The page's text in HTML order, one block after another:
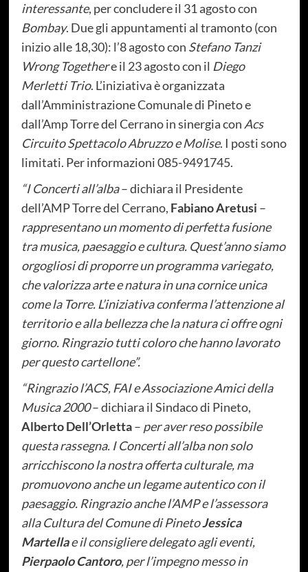
interessante, per concludere il 31 agosto con
Bombay. Due gli appuntamenti al tramonto (con
inizio alle 18,30): l’8 agosto con Stefano Tanzi
Wrong Togethere il 23 agosto con il Diego
Merletti Trio. L’iniziativa è organizzata
dall’Amministrazione Comunale di Pineto e
dall’Amp Torre del Cerrano in sinergia con Acs
Circuito Spettacolo Abruzzo e Molise. I posti sono
limitati. Per informazioni 085-9491745.
“I Concerti all’alba– dichiara il Presidente
dell’AMP Torre del Cerrano, Fabiano Aretusi –
rappresentano un momento di perfetta fusione
tra musica, paesaggio e cultura. Quest’anno siamo
orgogliosi di proporre un programma variegato,
che valorizza arte e natura in una cornice unica
come la Torre. L’iniziativa conferma l’attenzione al
territorio e alla bellezza che la natura ci offre ogni
giorno. Ringrazio tutti coloro che hanno lavorato
per questo cartellone”.
“Ringrazio l’ACS, FAI e Associazione Amici della
Musica 2000– dichiara il Sindaco di Pineto,
Alberto Dell’Orletta– per aver reso possibile
questa rassegna. I Concerti all’alba non solo
arricchiscono la nostra offerta culturale, ma
promuovono anche un legame autentico con il
paesaggio. Ringrazio anche l’AMP e l’assessora
alla Cultura del Comune di PinetoJessica
Martellae il consigliere delegato agli eventi,
Pierpaolo Cantoro, per l’impegno messo in